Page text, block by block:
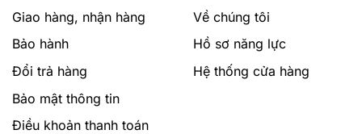
Công suất hút mùi của máy thấp hơn so với những
dòng độc lập khác.
âm tủ.
Mua máy hút mùi ở đâu giá tốt và uy tín?
Phú Đông Phát là đại lý cấp 1 các hãng thiết bị nhà bếp
Giao hàng, nhận hàng
Bảo hành
Đổi trả hàng
Bảo mật thông tin
Điều khoản thanh toán
Về chúng tôi
Hồ sơ năng lực
Hệ thống cửa hàng